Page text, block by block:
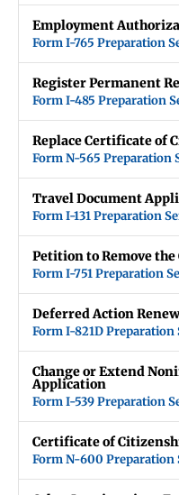
Employment
Form I-765 Preparation
Register Permanent
Form I-485 Preparation
Replace Certificate of
Form N-565 Preparation
Travel Document
Form I-131 Preparation
Petition to Remove
Form I-751 Preparation
Deferred Action
Form I-821D Preparation
Change or Extend
Application
Form I-539 Preparation
Certificate of
Form N-600 Preparation